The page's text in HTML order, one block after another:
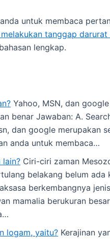
untuk membaca
tanggap darurat
lengkap.
Yahoo, MSN, dan
benar Jawaban: A.
dan google merupakan
anda untuk membaca…
lain? Ciri-ciri zaman
belakang belum ada
berkembangnya
mamalia berukuran
logam, yaitu? Kerajinan